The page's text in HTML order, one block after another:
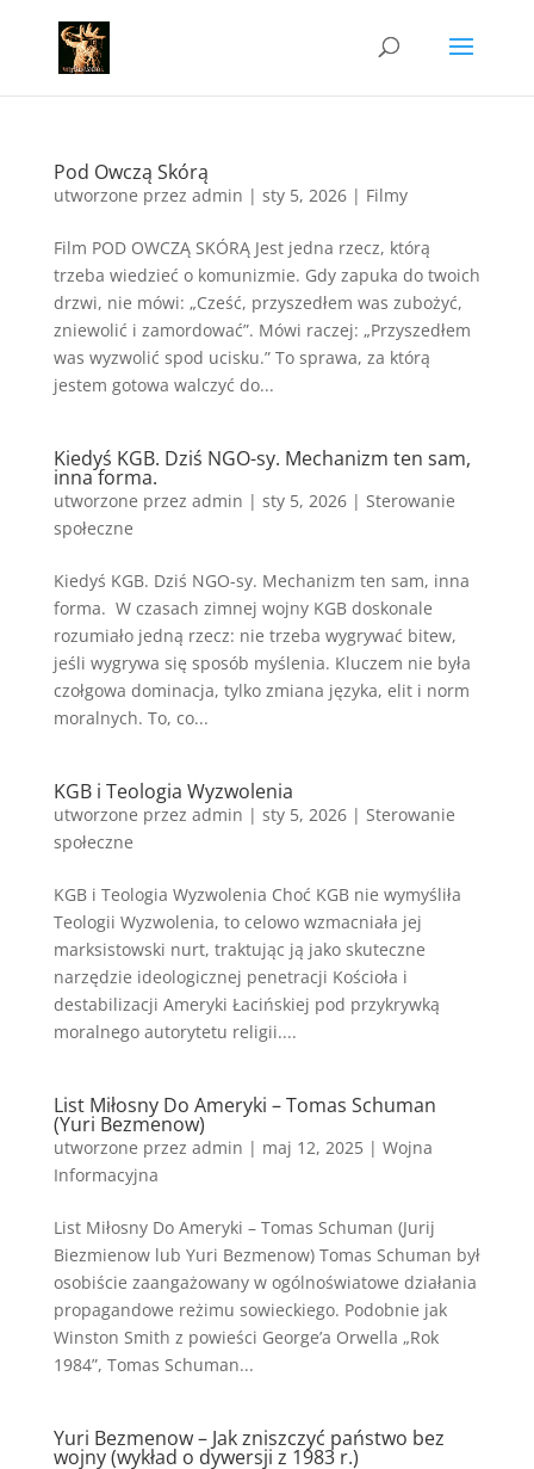
Pod Owczą Skórą
utworzone przez admin | sty 5, 2026| Filmy
Film POD OWCZĄ SKÓRĄ Jest jedna rzecz, którą
trzeba wiedzieć o komunizmie. Gdy zapuka do twoich
drzwi, nie mówi: „Cześć, przyszedłem was zubożyć,
zniewolić i zamordować”. Mówi raczej: „Przyszedłem
was wyzwolić spod ucisku.” To sprawa, za którą
jestem gotowa walczyć do...
Kiedyś KGB. Dziś NGO-sy. Mechanizm ten sam,
inna forma.
utworzone przez admin | sty 5, 2026| Sterowanie
społeczne
Kiedyś KGB. Dziś NGO-sy. Mechanizm ten sam, inna
forma. W czasach zimnej wojny KGB doskonale
rozumiało jedną rzecz: nie trzeba wygrywać bitew,
jeśli wygrywa się sposób myślenia. Kluczem nie była
czołgowa dominacja, tylko zmiana języka, elit i norm
moralnych. To, co...
KGB i Teologia Wyzwolenia
utworzone przez admin | sty 5, 2026| Sterowanie
społeczne
KGB i Teologia Wyzwolenia Choć KGB nie wymyśliła
Teologii Wyzwolenia, to celowo wzmacniała jej
marksistowski nurt, traktując ją jako skuteczne
narzędzie ideologicznej penetracji Kościoła i
destabilizacji Ameryki Łacińskiej pod przykrywką
moralnego autorytetu religii....
List Miłosny Do Ameryki – Tomas Schuman
(Yuri Bezmenow)
utworzone przez admin | maj 12, 2025| Wojna
Informacyjna
List Miłosny Do Ameryki – Tomas Schuman (Jurij
Biezmienow lub Yuri Bezmenow) Tomas Schuman był
osobiście zaangażowany w ogólnoświatowe działania
propagandowe reżimu sowieckiego. Podobnie jak
Winston Smith z powieści George’a Orwella „Rok
1984”, Tomas Schuman...
Yuri Bezmenow – Jak zniszczyć państwo bez
wojny (wykład o dywersji z 1983 r.)